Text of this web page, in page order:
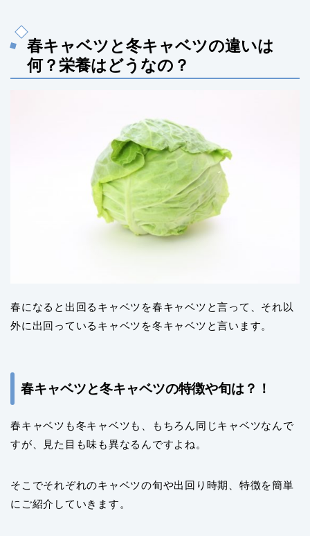
春キャベツと冬キャベツの違いは
何？栄養はどうなの？
春になると出回るキャベツを春キャベツと言って、それ以
外に出回っているキャベツを冬キャベツと言います。
春キャベツと冬キャベツの特徴や旬は？！
春キャベツも冬キャベツも、もちろん同じキャベツなんで
すが、見た目も味も異なるんですよね。
そこでそれぞれのキャベツの旬や出回り時期、特徴を簡単
にご紹介していきます。